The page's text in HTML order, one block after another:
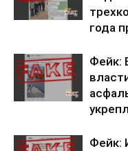
года
Фейк:
Фейк: